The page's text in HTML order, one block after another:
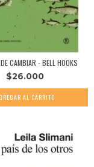
CAMBIAR - BELL HOOKS
$26.000